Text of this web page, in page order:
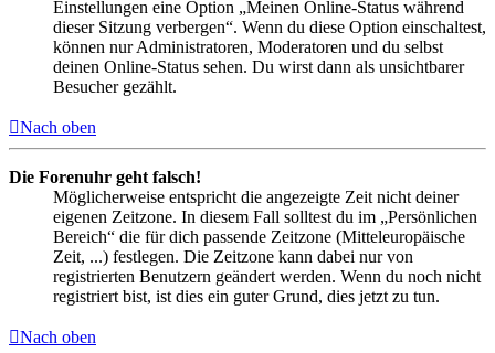
Einstellungen eine Option „Meinen Online-Status während
dieser Sitzung verbergen“. Wenn du diese Option einschaltest,
können nur Administratoren, Moderatoren und du selbst
deinen Online-Status sehen. Du wirst dann als unsichtbarer
Besucher gezählt.
Nach oben
Die Forenuhr geht falsch!
Möglicherweise entspricht die angezeigte Zeit nicht deiner
eigenen Zeitzone. In diesem Fall solltest du im „Persönlichen
Bereich“ die für dich passende Zeitzone (Mitteleuropäische
Zeit, ...) festlegen. Die Zeitzone kann dabei nur von
registrierten Benutzern geändert werden. Wenn du noch nicht
registriert bist, ist dies ein guter Grund, dies jetzt zu tun.
Nach oben